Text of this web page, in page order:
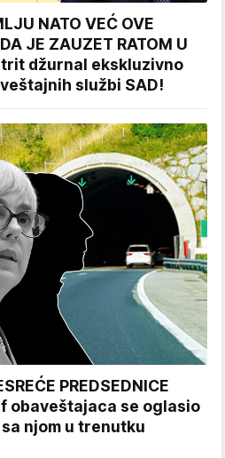
NATO VEĆ OVE
JE ZAUZET RATOM U
džurnal ekskluzivno
službi SAD!
PREDSEDNICE
obaveštajaca se oglasio
njom u trenutku